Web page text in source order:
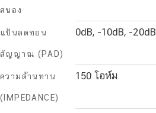
สนอง
แป้นลดทอน
สัญญาณ (PAD)
0dB, -10dB, -20dB
ความต้านทาน
(IMPEDANCE)
150 โอห์ม